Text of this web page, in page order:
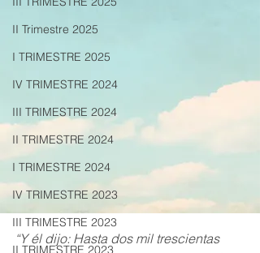
II Trimestre 2025
I TRIMESTRE 2025
IV TRIMESTRE 2024
III TRIMESTRE 2024
II TRIMESTRE 2024
I TRIMESTRE 2024
IV TRIMESTRE 2023
III TRIMESTRE 2023
II TRIMESTRE 2023
“Y él dijo: Hasta dos mil trescientas